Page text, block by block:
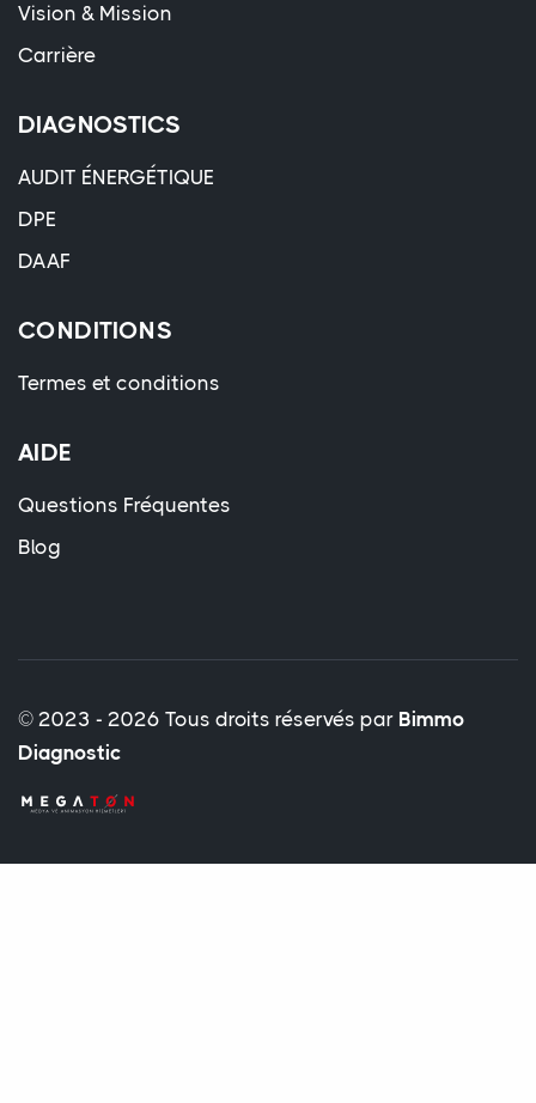
Vision & Mission
Carrière
DIAGNOSTICS
AUDIT ÉNERGÉTIQUE
DPE
DAAF
CONDITIONS
Termes et conditions
AIDE
Questions Fréquentes
Blog
© 2023 - 2026 Tous droits réservés par Bimmo
Diagnostic